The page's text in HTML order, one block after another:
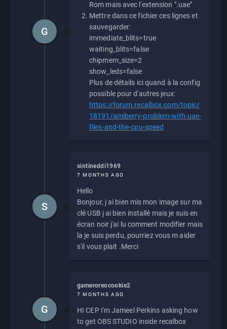
Rom mais avec l'extension ".uae"
Mettre dans ce fichier ces lignes et
sauvegarder:
immediate_blits=true
waiting_blits=false
chipmem_size=2
show_leds=false
Plus de détails ici quand à la config
possible pour d'autres jeux:
https://forum.recalbox.com/topic/
18191/amiberry-problem-with-uae-
files-and-the-cpu-speed
G
sintineddi1969
7 MONTHS AGO
Hello
Bonjour, j ai bien mis mon image sur ma
clé USB j ai bien installé mais je suis en
écran noir j'ai lu comment modifier mais
la je suis perdu, pourriez vous m aider
s'il vous plait .Merci
S
gameroreocookie2
7 MONTHS AGO
HI CEP I'm Jameel Perkins asking how
to get OBS STUDIO inside recalbox
G